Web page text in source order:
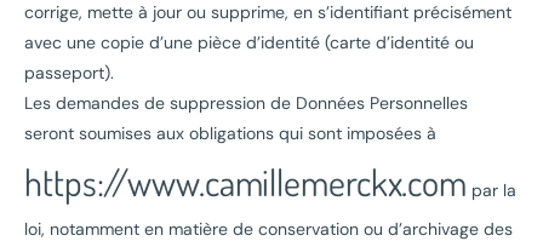
corrige, mette à jour ou supprime, en s’identifiant précisément
avec une copie d’une pièce d’identité (carte d’identité ou
passeport).
Les demandes de suppression de Données Personnelles
seront soumises aux obligations qui sont imposées à
https://www.camillemerckx.com par la
loi, notamment en matière de conservation ou d’archivage des